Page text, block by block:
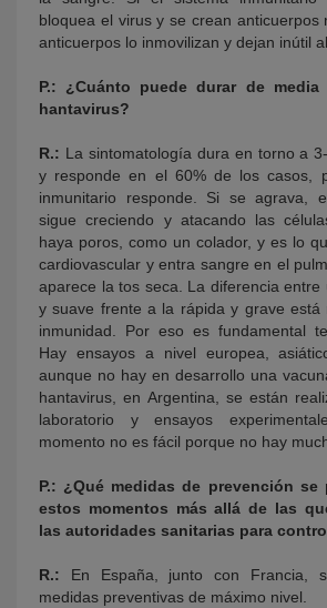
bloquea el virus y se crean anticuerpos
anticuerpos lo inmovilizan y dejan inútil
P.: ¿Cuánto puede durar de
hantavirus?
R.: La sintomatología dura en torno a
y responde en el 60% de los casos,
inmunitario responde. Si se agrava,
sigue creciendo y atacando las
haya poros, como un colador, y es lo
cardiovascular y entra sangre en el
aparece la tos seca. La diferencia entre
y suave frente a la rápida y grave está
inmunidad. Por eso es fundamental
Hay ensayos a nivel europea,
aunque no hay en desarrollo una
hantavirus, en Argentina, se están
laboratorio y ensayos
momento no es fácil porque no hay
P.: ¿Qué medidas de prevención se
estos momentos más allá de las
las autoridades sanitarias para
R.: En España, junto con Francia,
medidas preventivas de máximo nivel.